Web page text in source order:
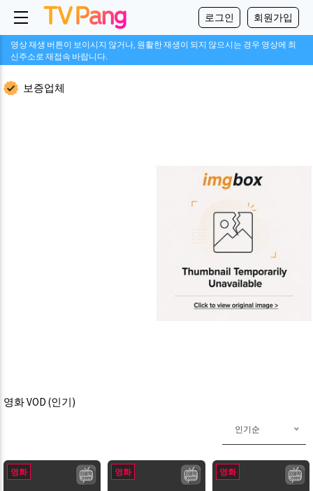
로그인 회원가입
영상 재생 버튼이 보이시지 않거나, 원활한 재생이 되지 않으시는 경우 영상에 최
신주소로 재접속 바랍니다.
보증업체
영화 VOD (인기)
인기순
영화 영화 영화